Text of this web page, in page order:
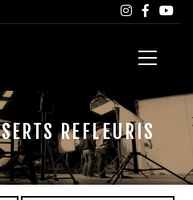
REFLEURIS